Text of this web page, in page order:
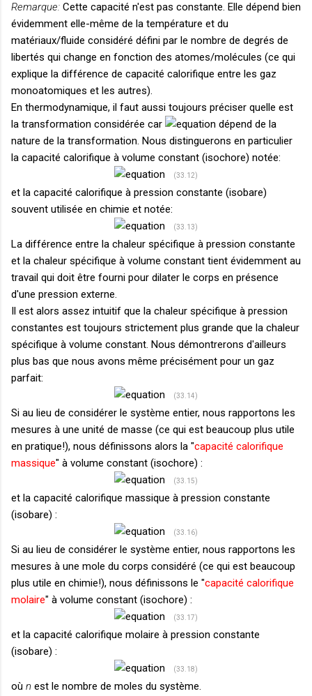
Remarque: Cette capacité n'est pas constante. Elle dépend bien
évidemment elle-même de la température et du
matériaux/fluide considéré défini par le nombre de degrés de
libertés qui change en fonction des atomes/molécules (ce qui
explique la différence de capacité calorifique entre les gaz
monoatomiques et les autres).
En thermodynamique, il faut aussi toujours préciser quelle est
la transformation considérée car
dépend de la
nature de la transformation. Nous distinguerons en particulier
la capacité calorifique à volume constant (isochore) notée:
(33.12)
et la capacité calorifique à pression constante (isobare)
souvent utilisée en chimie et notée:
(33.13)
La différence entre la chaleur spécifique à pression constante
et la chaleur spécifique à volume constant tient évidemment au
travail qui doit être fourni pour dilater le corps en présence
d'une pression externe.
Il est alors assez intuitif que la chaleur spécifique à pression
constantes est toujours strictement plus grande que la chaleur
spécifique à volume constant. Nous démontrerons d'ailleurs
plus bas que nous avons même précisément pour un gaz
parfait:
(33.14)
Si au lieu de considérer le système entier, nous rapportons les
mesures à une unité de masse (ce qui est beaucoup plus utile
en pratique!), nous définissons alors la "capacité calorifique
massique" à volume constant (isochore) :
(33.15)
et la capacité calorifique massique à pression constante
(isobare) :
(33.16)
Si au lieu de considérer le système entier, nous rapportons les
mesures à une mole du corps considéré (ce qui est beaucoup
plus utile en chimie!), nous définissons le "capacité calorifique
molaire" à volume constant (isochore) :
(33.17)
et la capacité calorifique molaire à pression constante
(isobare) :
(33.18)
où n est le nombre de moles du système.